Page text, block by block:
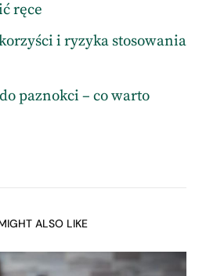
ręce
i ryzyka stosowania
paznokci – co warto
ALSO LIKE